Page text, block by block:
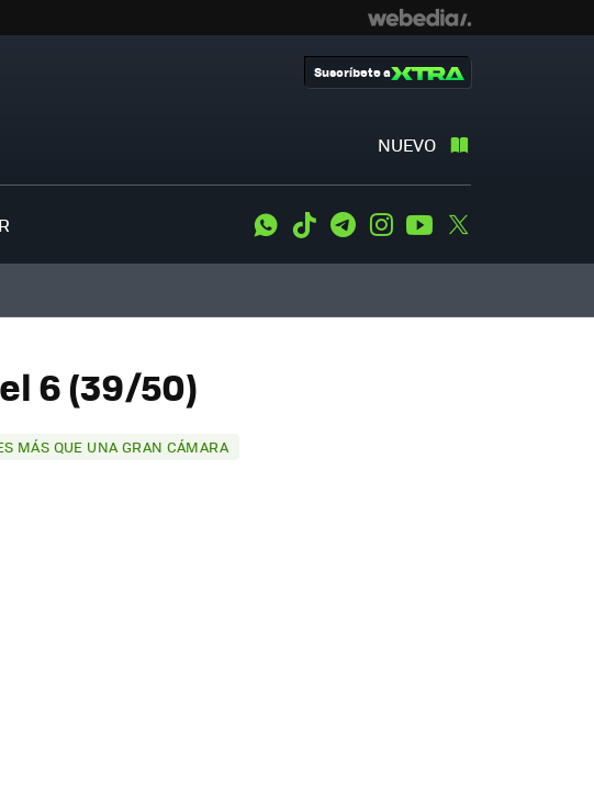
NUEVO
Suscríbete a
WhatsApp
Tiktok TelegramInstagramYoutube
6 (39/50)
MÁS QUE UNA GRAN CÁMARA